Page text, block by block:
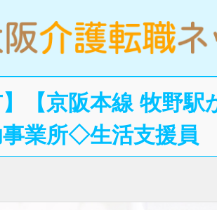
】【京阪本線 牧野
業所◇生活支援員